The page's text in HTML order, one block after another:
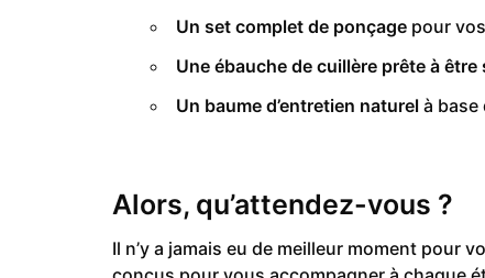
Un set complet de ponçage pour
Une ébauche de cuillère prête à être
Un baume d’entretien naturel à base
Alors, qu’attendez-vous ?
Il n’y a jamais eu de meilleur moment